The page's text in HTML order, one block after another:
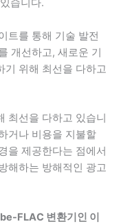
습니다.
트를 통해 기술 발전
개선하고, 새로운 기
기 위해 최선을 다하고
최선을 다하고 있습니
거나 비용을 지불할
을 제공한다는 점에서
해하는 방해적인 광고
FLAC 변환기인 이